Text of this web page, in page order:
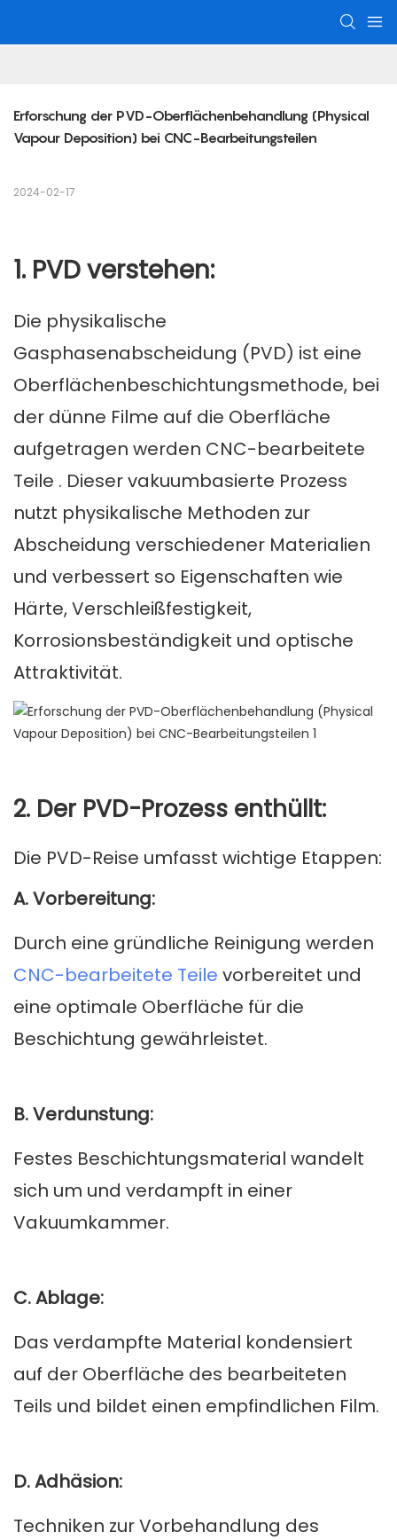
Erforschung der PVD-Oberflächenbehandlung (Physical
Vapour Deposition) bei CNC-Bearbeitungsteilen
2024-02-17
1. PVD verstehen:
Die physikalische
Gasphasenabscheidung (PVD) ist eine
Oberflächenbeschichtungsmethode, bei
der dünne Filme auf die Oberfläche
aufgetragen werden CNC-bearbeitete
Teile . Dieser vakuumbasierte Prozess
nutzt physikalische Methoden zur
Abscheidung verschiedener Materialien
und verbessert so Eigenschaften wie
Härte, Verschleißfestigkeit,
Korrosionsbeständigkeit und optische
Attraktivität.
2. Der PVD-Prozess enthüllt:
Die PVD-Reise umfasst wichtige Etappen:
A. Vorbereitung:
Durch eine gründliche Reinigung werden
CNC-bearbeitete Teile vorbereitet und
eine optimale Oberfläche für die
Beschichtung gewährleistet.
B. Verdunstung:
Festes Beschichtungsmaterial wandelt
sich um und verdampft in einer
Vakuumkammer.
C. Ablage:
Das verdampfte Material kondensiert
auf der Oberfläche des bearbeiteten
Teils und bildet einen empfindlichen Film.
D. Adhäsion:
Techniken zur Vorbehandlung des